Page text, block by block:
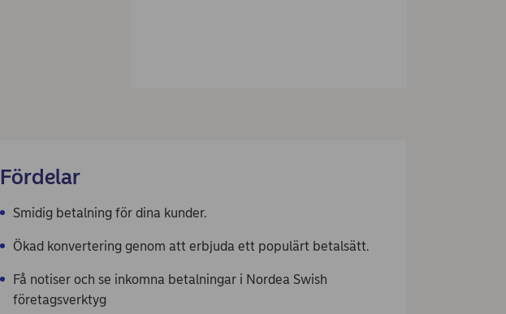
Fördelar
Smidig betalning för dina kunder.
Ökad konvertering genom att erbjuda ett populärt betalsätt.
Få notiser och se inkomna betalningar i Nordea Swish
företagsverktyg